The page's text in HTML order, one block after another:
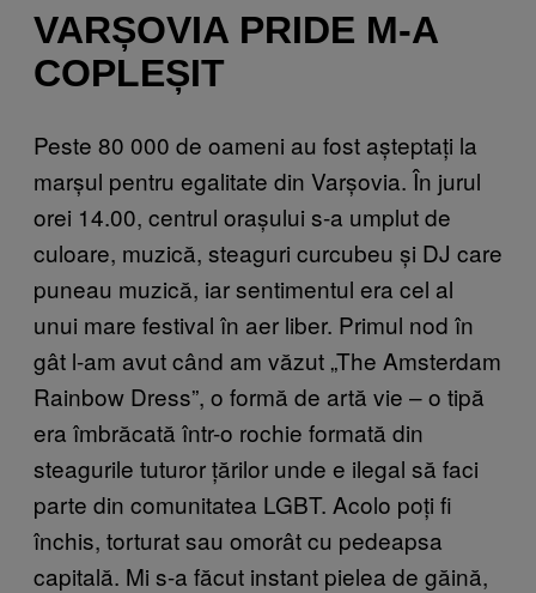
VARȘOVIA PRIDE M-A
COPLEȘIT
Peste 80 000 de oameni au fost așteptați la
marșul pentru egalitate din Varșovia. În jurul
orei 14.00, centrul orașului s-a umplut de
culoare, muzică, steaguri curcubeu și DJ care
puneau muzică, iar sentimentul era cel al
unui mare festival în aer liber. Primul nod în
gât l-am avut când am văzut „The Amsterdam
Rainbow Dress”, o formă de artă vie – o tipă
era îmbrăcată într-o rochie formată din
steagurile tuturor țărilor unde e ilegal să faci
parte din comunitatea LGBT. Acolo poți fi
închis, torturat sau omorât cu pedeapsa
capitală. Mi s-a făcut instant pielea de găină,